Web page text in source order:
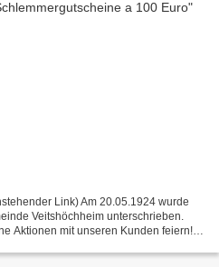
Link) Am 20.05.1924 wurde
Veitshöchheim unterschrieben.
Aktionen mit unseren Kunden feiern!